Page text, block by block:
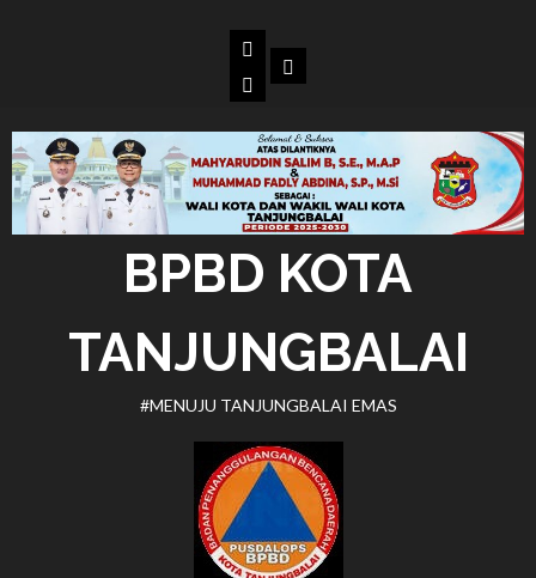
Beranda
BPBD
Tanjungbalai
Dokumen
BPBD KOTA
TANJUNGBALAI
#MENUJU TANJUNGBALAI EMAS